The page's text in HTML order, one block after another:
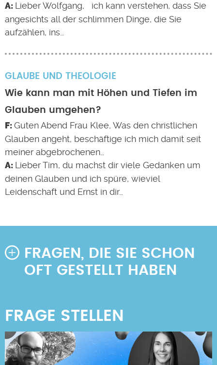
Lieber Wolfgang, ich kann verstehen, dass Sie
angesichts all der schlimmen Dinge, die Sie
aufzählen, ins…
GLAUBE UND THEOLOGIE
Wie kann man mit Höhen und Tiefen im
Glauben umgehen?
Guten Abend Frau Klee, Was den christlichen
Glauben angeht, beschäftige ich mich damit seit
meiner abgebrochenen…
Lieber Tim, du machst dir viele Gedanken um
deinen Glauben und ich spüre, wieviel
Leidenschaft und Ernst in dir…
FRAGEN, DIE SIE SCHON
OFT GESTELLT HABEN